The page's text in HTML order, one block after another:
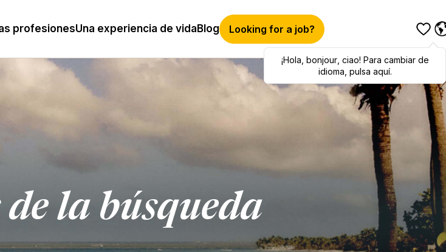
profesionesUna experiencia de vida Blog Looking for a job?
Hola,bonjour,ciao! To switch
languages, click here!
¡Hola bonjour, ciao! Para cambiar de
idioma, pulsa aquí.
la búsqueda